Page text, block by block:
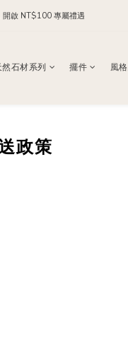
單，現貨商品隔日出貨
開啟 NT$100 專屬禮遇
然石材系列 擺件 風
政策